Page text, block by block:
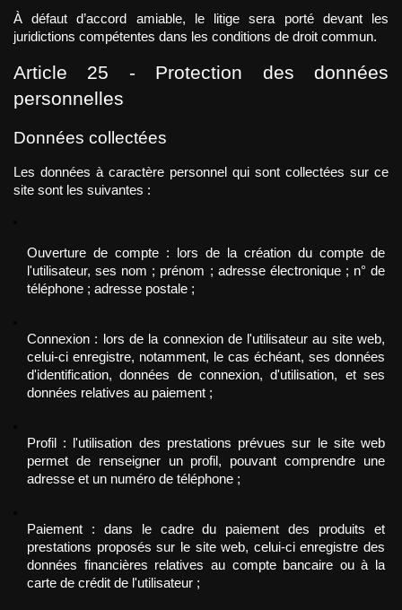
À défaut d’accord amiable, le litige sera porté devant les
juridictions compétentes dans les conditions de droit commun.
Article 25 - Protection des données
personnelles
Données collectées
Les données à caractère personnel qui sont collectées sur ce
site sont les suivantes :
Ouverture de compte : lors de la création du compte de
l'utilisateur, ses nom ; prénom ; adresse électronique ; n° de
téléphone ; adresse postale ;
Connexion : lors de la connexion de l'utilisateur au site web,
celui-ci enregistre, notamment, le cas échéant, ses données
d'identification, données de connexion, d'utilisation, et ses
données relatives au paiement ;
Profil : l'utilisation des prestations prévues sur le site web
permet de renseigner un profil, pouvant comprendre une
adresse et un numéro de téléphone ;
Paiement : dans le cadre du paiement des produits et
prestations proposés sur le site web, celui-ci enregistre des
données financières relatives au compte bancaire ou à la
carte de crédit de l'utilisateur ;